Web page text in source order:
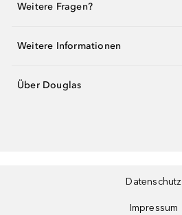
Weitere Fragen?
Weitere Informationen
Über Douglas
Datenschutz
Impressum